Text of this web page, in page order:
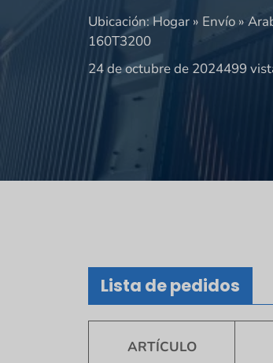
Ubicación: Hogar » Envío »
160T3200
24 de octubre de 2024499
Lista de pedidos
ARTÍCULO